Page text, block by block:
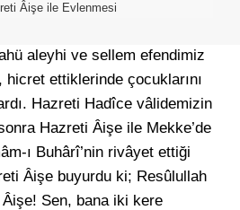
Âişe ile Evlenmesi
aleyhi ve sellem efendimiz
ettiklerinde çocuklarını
Hazreti Hadîce vâlidemizin
Hazreti Âişe ile Mekke’de
ı Buhârî’nin rivâyet ettiği
Âişe buyurdu ki; Resûlullah
Sen, bana iki kere